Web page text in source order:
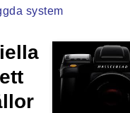
system